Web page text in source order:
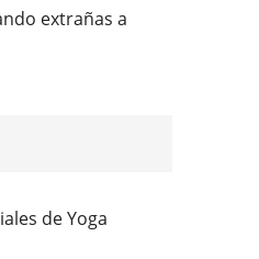
extrañas a
de Yoga